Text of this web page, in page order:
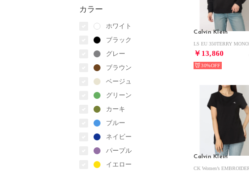
カラー
ホワイト
ブラック
グレー
ブラウン
ベージュ
グリーン
カーキ
ブルー
ネイビー
パープル
イエロー
Calvin Klein
￥13,860
30%
Calvin Klein